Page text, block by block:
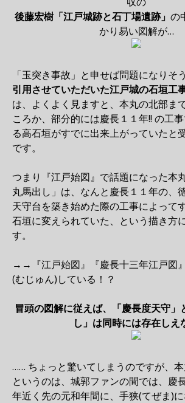
後藤宏樹「江戸城跡と石丁場遺跡」 の
かり易い図解が…
「玉突き事故」と申せば問題になりそ
引用させていただいた江戸城の石垣工
は、よくよく見ますと、本丸の北部ま
ころか、部分的には慶長１１年!! の工
る高石垣がすでに出来上がっていたと
です。
つまり『江戸始図』で話題になった本
丸馬出し」は、なんと慶長１１年の、
天守台を築き始めた際の工事によって
石垣に変えられていた、という描き方
す。
→→『江戸始図』『慶長十三年江戸図
(むじゅん)している！？
冒頭の図解に従えば、「慶長度天守」
し」は同時には存在しえ
…… ちょっと驚いてしまうのですが、
というのは、城郭ファンの間では、慶
年近く先の元和年間に、手狭(てぜま)